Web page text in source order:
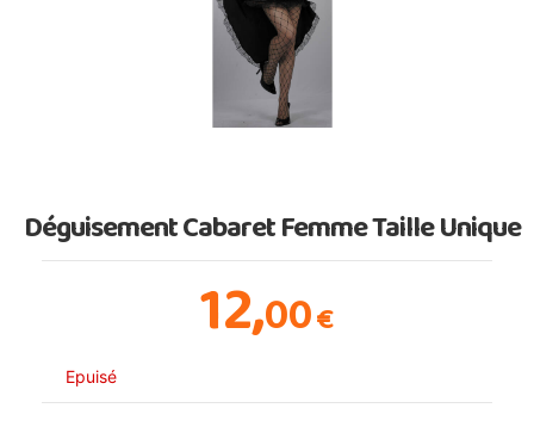
Déguisement Cabaret Femme Taille Unique
12,00€
Epuisé